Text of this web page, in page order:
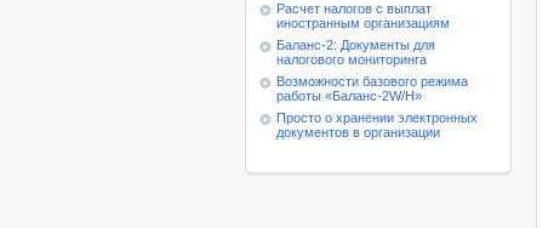
Расчет налогов с выплат
иностранным организациям
Баланс-2: Документы для
налогового мониторинга
Возможности базового режима
работы «Баланс-2W/Н»
Просто о хранении электронных
документов в организации